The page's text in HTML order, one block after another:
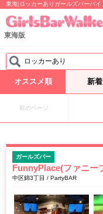
東海|ロッカーありガールズバーバイ
東海版
ロッカーあり
オススメ順 新
前のページ
ガールズバー
FunnyPlace(ファニー
中区錦3丁目 / PartyBAR